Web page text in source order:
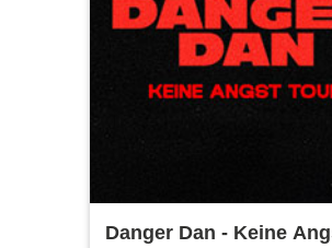
Danger Dan - Keine